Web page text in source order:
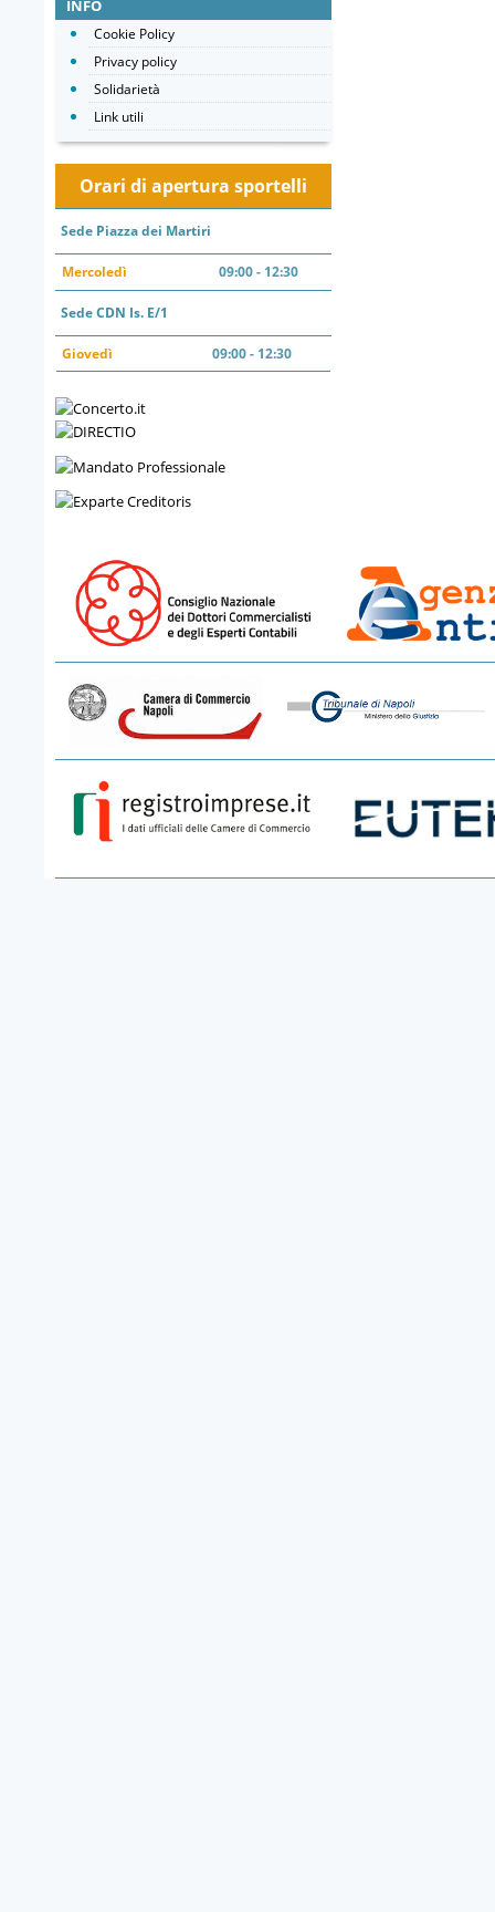
INFO
Cookie Policy
Privacy policy
Solidarietà
Link utili
Orari di apertura sportelli
Sede Piazza dei Martiri
Mercoledì 09:00 - 12:30
Sede CDN Is. E/1
Giovedì 09:00 - 12:30